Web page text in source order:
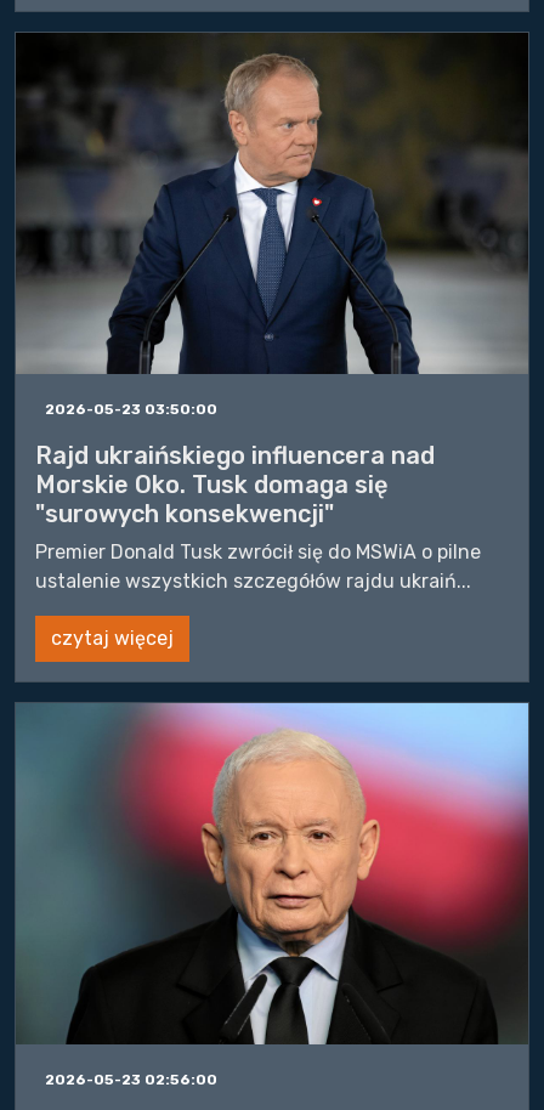
2026-05-23 03:50:00
Rajd ukraińskiego influencera nad
Morskie Oko. Tusk domaga się
"surowych konsekwencji"
Premier Donald Tusk zwrócił się do MSWiA o pilne
ustalenie wszystkich szczegółów rajdu ukraiń...
czytaj więcej
2026-05-23 02:56:00